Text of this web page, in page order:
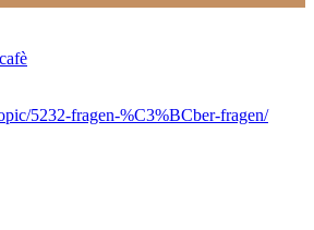
5232-fragen-%C3%BCber-fragen/